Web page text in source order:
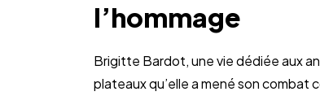
l’hommage
Brigitte Bardot, une vie dédiée aux
plateaux qu’elle a mené son combat